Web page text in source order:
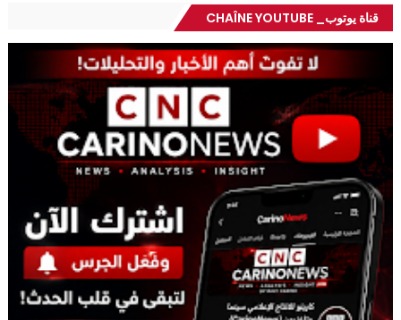
قناة يوتوب_ CHAÎNE YOUTUBE